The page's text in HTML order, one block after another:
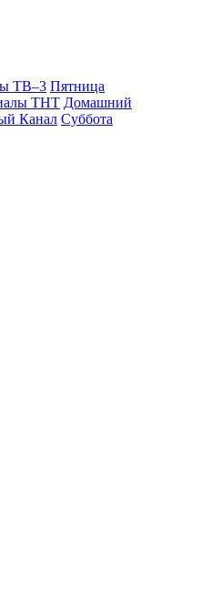
ТВ–3 Пят­ни­ца
ТНТ До­маш­ний
Ка­нал Суб­бо­та